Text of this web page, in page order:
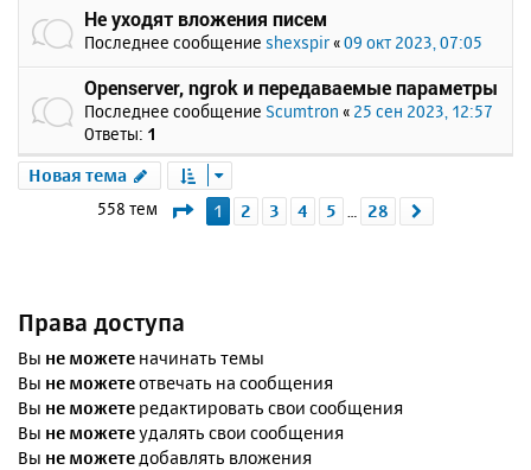
Не уходят вложения писем
Последнее сообщение shexspir «09 окт 2023, 07:05
Openserver, ngrok и передаваемые параметры
Последнее сообщение Scumtron « 25 сен 2023, 12:57
Ответы: 1
Новая тема
558 тем Страница1 из 28
1 2 3 4 5 28
Права доступа
Вы не можете начинать темы
Вы не можетеотвечать на сообщения
Вы не можете редактировать свои сообщения
Вы не можетеудалять свои сообщения
Вы не можетедобавлять вложения